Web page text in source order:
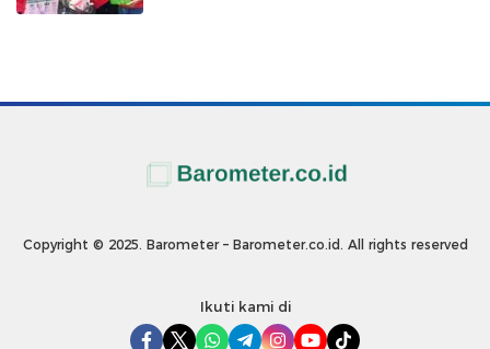
Copyright © 2025. Barometer – Barometer.co.id. All rights reserved
Ikuti kami di